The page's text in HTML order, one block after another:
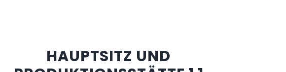
HAUPTSITZ UND